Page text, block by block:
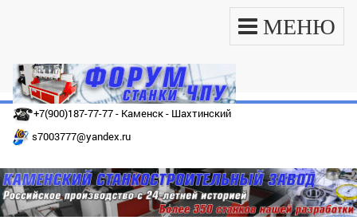
МЕНЮ
+7(900)187-77-77 - Каменск - Шахтинский
s7003777@yandex.ru